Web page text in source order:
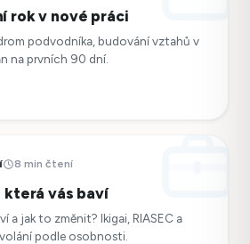
rok v nové práci
podvodníka, budování vztahů v
na prvních 90 dní.
8 min čtení
vás baví
a jak to změnit? Ikigai, RIASEC a
podle osobnosti.